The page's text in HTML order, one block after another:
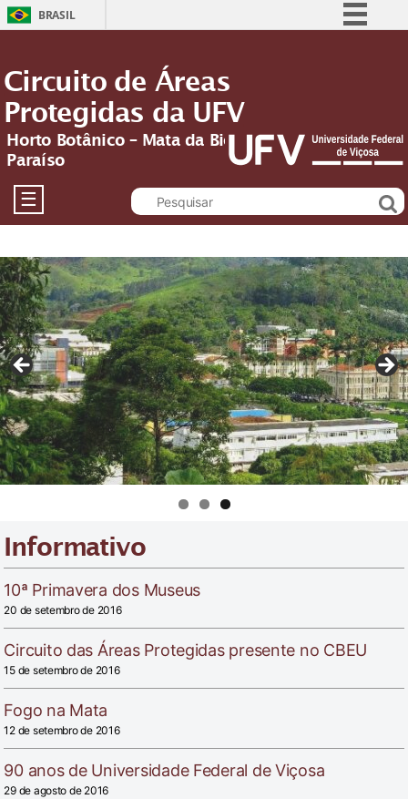
BRASIL
Acesso à informação
Legislação
Canais
Circuito de Áreas
Protegidas da UFV
Horto Botânico – Mata da Biologia – Mata do
Paraíso
☰
Informativo
10ª Primavera dos Museus
20 de setembro de 2016
Circuito das Áreas Protegidas presente no CBEU
15 de setembro de 2016
Fogo na Mata
12 de setembro de 2016
90 anos de Universidade Federal de Viçosa
29 de agosto de 2016